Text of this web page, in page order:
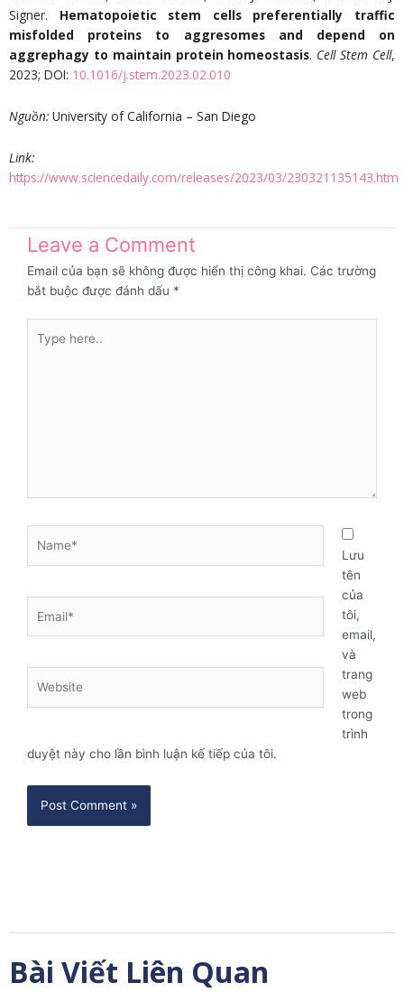
Signer. Hematopoietic stem cells preferentially traffic
misfolded proteins to aggresomes and depend on
aggrephagy to maintain protein homeostasis. Cell Stem Cell,
2023; DOI: 10.1016/j.stem.2023.02.010
Nguồn: University of California – San Diego
Link:
https://www.sciencedaily.com/releases/2023/03/230321135143.htm
Leave a Comment
Email của bạn sẽ không được hiển thị công khai. Các trường
bắt buộc được đánh dấu *
here..
Lưu
tên
của
tôi,
email,
và
trang
web
trong
trình
duyệt này cho lần bình luận kế tiếp của tôi.
Bài Viết Liên Quan